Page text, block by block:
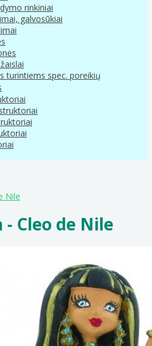
rinkiniai
galvosūkiai
turintiems spec. poreikių
Nile
Cleo de Nile